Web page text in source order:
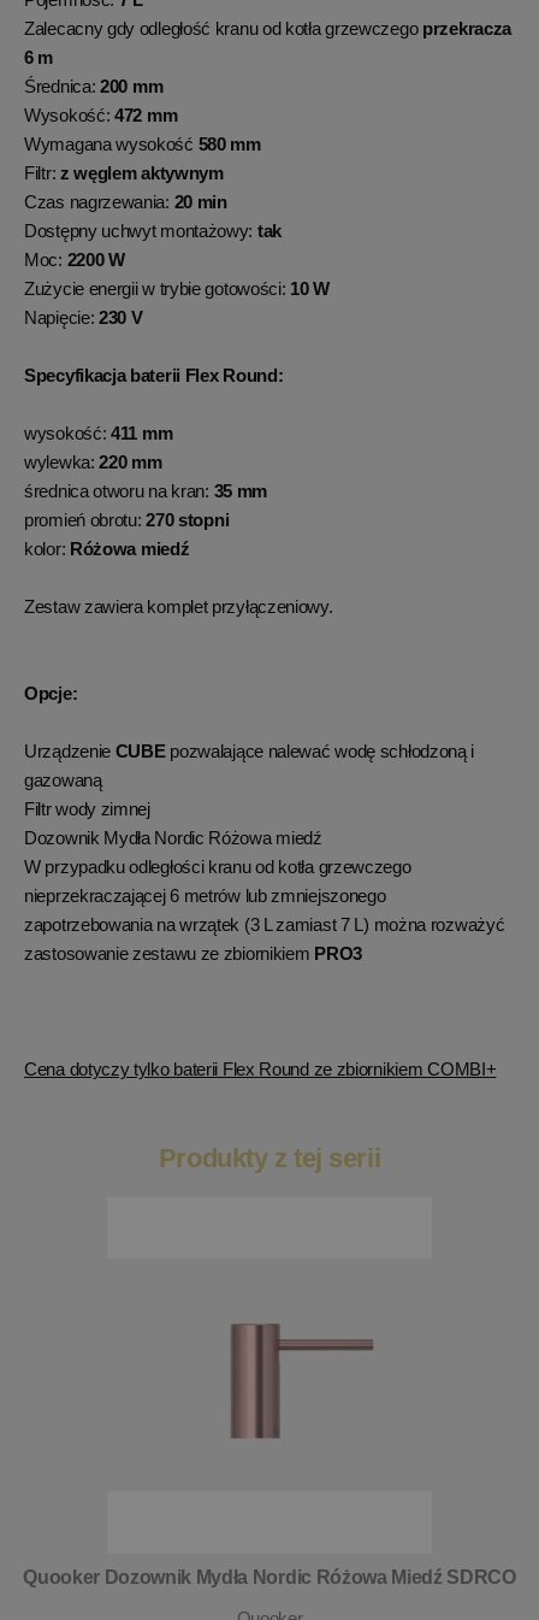
Zalecacny gdy odległość kranu od kotła grzewczego przekracza
6 m
Średnica: 200 mm
Wysokość: 472 mm
Wymagana wysokość 580 mm
Filtr: z węglem aktywnym
Czas nagrzewania: 20 min
Dostępny uchwyt montażowy: tak
Moc: 2200W
Zużycie energii w trybie gotowości: 10 W
Napięcie: 230 V
Specyfikacja baterii Flex Round:
wysokość: 411 mm
wylewka:220 mm
średnica otworu na kran: 35 mm
promień obrotu:270 stopni
kolor: Różowa miedź
Zestaw zawiera komplet przyłączeniowy.
Opcje:
Urządzenie CUBEpozwalające nalewać wodę schłodzoną i
gazowaną
Filtr wody zimnej
Dozownik Mydła Nordic Różowa miedź
W przypadku odległości kranu od kotła grzewczego
nieprzekraczającej 6 metrów lub zmniejszonego
zapotrzebowania na wrzątek (3 L zamiast 7 L) można rozważyć
zastosowanie zestawu ze zbiornikiem PRO3
Cena dotyczy tylko baterii Flex Round ze zbiornikiem COMBI+
Produkty z tej serii
Quooker Dozownik Mydła Nordic Różowa Miedź SDRCO